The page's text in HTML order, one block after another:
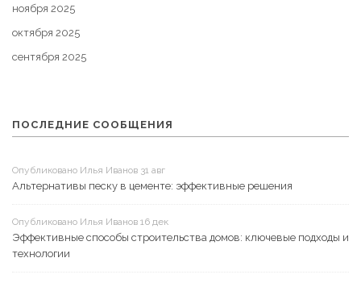
ноября 2025
октября 2025
сентября 2025
ПОСЛЕДНИЕ СООБЩЕНИЯ
Опубликовано Илья Иванов 31 авг
Альтернативы песку в цементе: эффективные решения
Опубликовано Илья Иванов 16 дек
Эффективные способы строительства домов: ключевые подходы и
технологии